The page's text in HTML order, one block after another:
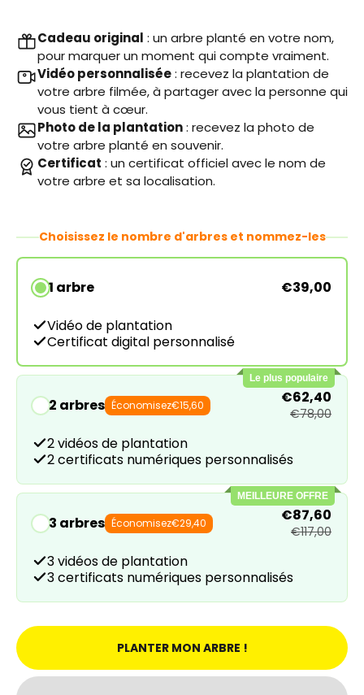
Cadeau original : un arbre planté en votre nom,
pour marquer un moment qui compte vraiment.
Vidéo personnalisée: recevez la plantation de
votre arbre filmée, à partager avec la personne qui
vous tient à cœur.
Photo de la plantation: recevez la photo de
votre arbre planté en souvenir.
Certificat : un certificat officiel avec le nom de
votre arbre et sa localisation.
Choisissez le nombre d'arbres et nommez-les
1 arbre €39,00
Vidéo de plantation
Certificat digital personnalisé
Le plus populaire
2 arbres Économisez€15,60 €62,40
€78,00
2 vidéos de plantation
2 certificats numériques personnalisés
MEILLEURE OFFRE
3 arbres Économisez€29,40 €87,60
€117,00
3 vidéos de plantation
3 certificats numériques personnalisés
PLANTER MON ARBRE !